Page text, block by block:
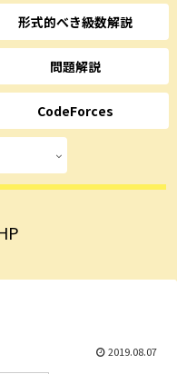
形式的べき級数解説
問題解説
CodeForces
2019.08.07